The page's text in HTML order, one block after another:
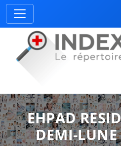
EHPAD
DEMI-